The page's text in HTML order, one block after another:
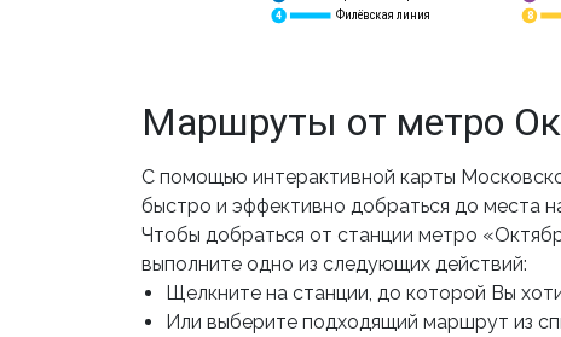
Филёвская линия
4 8
Маршруты от метро
С помощью интерактивной карты
быстро и эффективно добраться до места
Чтобы добраться от станции метро
выполните одно из следующих действий:
Щелкните на станции, до которой Вы
Или выберите подходящий маршрут из